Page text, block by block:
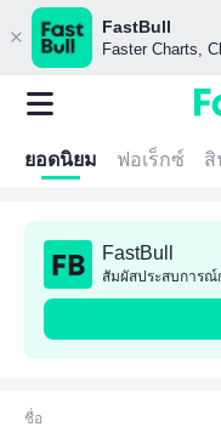
FastBull
Faster Charts,
ยอดนิยม ฟอเร็กซ์
FastBull
สัมผัสประสบการ
ชื่อ